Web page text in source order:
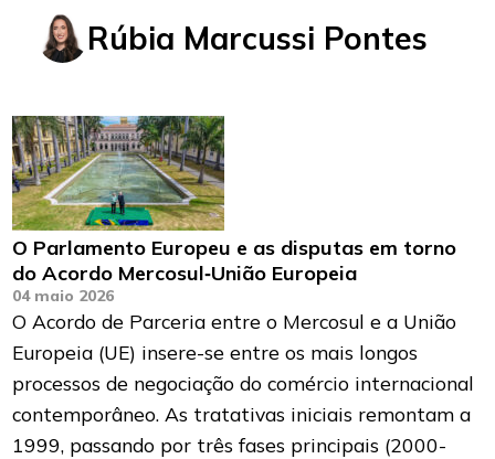
Rúbia Marcussi Pontes
O Parlamento Europeu e as disputas em torno
do Acordo Mercosul‑União Europeia
04 maio 2026
O Acordo de Parceria entre o Mercosul e a União
Europeia (UE) insere-se entre os mais longos
processos de negociação do comércio internacional
contemporâneo. As tratativas iniciais remontam a
1999, passando por três fases principais (2000-